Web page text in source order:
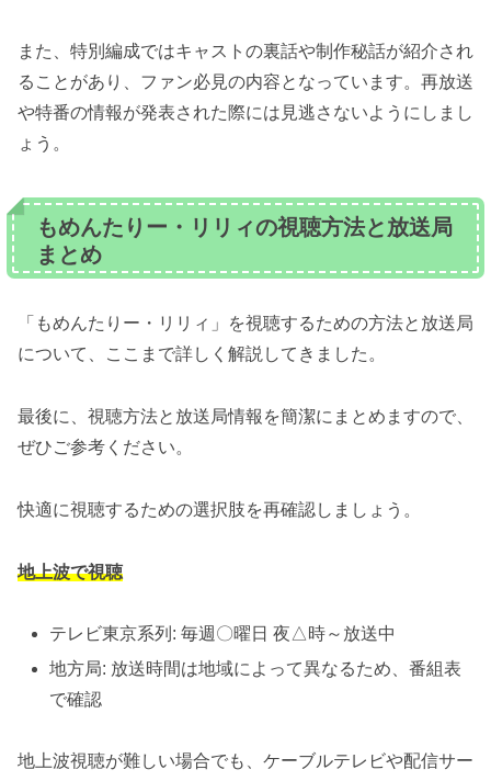
また、特別編成ではキャストの裏話や制作秘話が紹介され
ることがあり、ファン必見の内容となっています。再放送
や特番の情報が発表された際には見逃さないようにしまし
ょう。
もめんたりー・リリィの視聴方法と放送局
まとめ
「もめんたりー・リリィ」を視聴するための方法と放送局
について、ここまで詳しく解説してきました。
最後に、視聴方法と放送局情報を簡潔にまとめますので、
ぜひご参考ください。
快適に視聴するための選択肢を再確認しましょう。
地上波で視聴
テレビ東京系列: 毎週〇曜日 夜△時～放送中
地方局: 放送時間は地域によって異なるため、番組表
で確認
地上波視聴が難しい場合でも、ケーブルテレビや配信サー